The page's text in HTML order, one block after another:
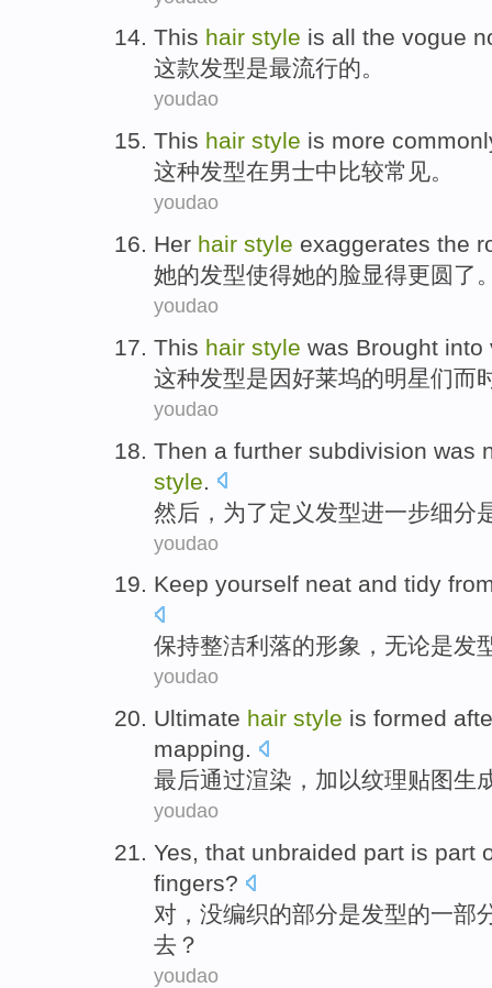
This hair style is all the vogue
这款发型是最流行的。
youdao
This hair style is more
这种发型在男士中 比较常见。
youdao
Her hair style exaggerates the
她的发型使得她的脸显得更圆了
youdao
This hair style was Brought into
这种发型是因好莱坞的明星们而
youdao
Then a further subdivision was
style
然后 ， 为了定义 发型进一步细分
youdao
Keep yourself neat and tidy
保持整洁利落的形象，无论是发
youdao
Ultimate hair style is formed
mapping.
最后通过渲染 ， 加以纹理贴图生
youdao
Yes, that unbraided part is part
fingers?
对 ，没编织的部分是发型的一部
去 ？
youdao